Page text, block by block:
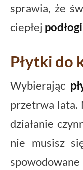
sprawia, że
ciepłej podłogi
Płytki do
Wybierając
przetrwa lata.
działanie
nie musisz